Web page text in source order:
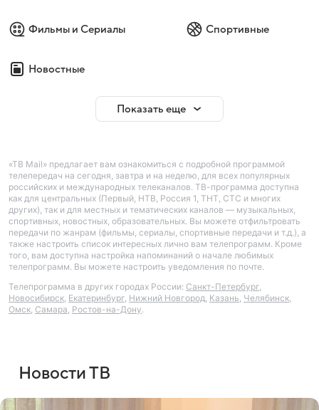
Фильмы и Сериалы Спортивные
Новостные
Показать еще
«ТВ Mail» предлагает вам ознакомиться с подробной программой
телепередач на сегодня, завтра и на неделю, для всех популярных
российских и международных телеканалов. ТВ-программа доступна
как для центральных (Первый, НТВ, Россия 1, ТНТ, СТС и многих
других), так и для местных и тематических каналов — музыкальных,
спортивных, новостных, образовательных. Вы можете отфильтровать
передачи по жанрам (фильмы, сериалы, спортивные передачи и т.д.), а
также настроить список интересных лично вам телепрограмм. Кроме
того, вам доступна настройка напоминаний о начале любимых
телепрограмм. Вы можете настроить уведомления по почте.
Телепрограмма в других городах России: Санкт-Петербург,
Новосибирск, Екатеринбург, Нижний Новгород, Казань, Челябинск,
Омск, Самара, Ростов-на-Дону.
Новости ТВ